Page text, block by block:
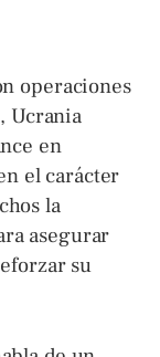
operaciones
Ucrania
en
el carácter
la
asegurar
su